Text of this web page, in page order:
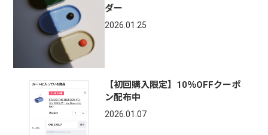
ダー
2026.01.25
【初回購入限定】10％OFFクーポ
ン配布中
2026.01.07